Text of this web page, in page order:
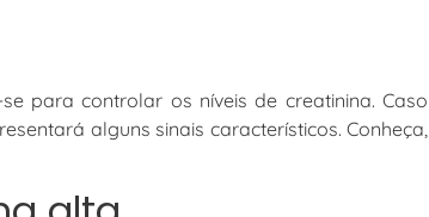
para controlar os níveis de creatinina. Caso
alguns sinais característicos. Conheça,